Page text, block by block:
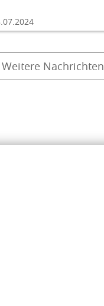
Weitere Nachrichten